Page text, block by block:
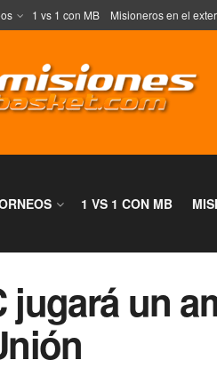
1 vs 1 con MB Misioneros en el
1 VS 1 CON MB
jugará un